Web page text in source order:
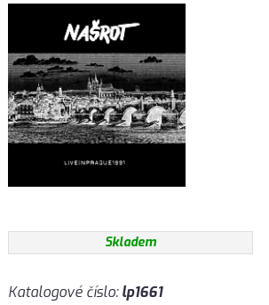
Skladem
Katalogové číslo:lp1661